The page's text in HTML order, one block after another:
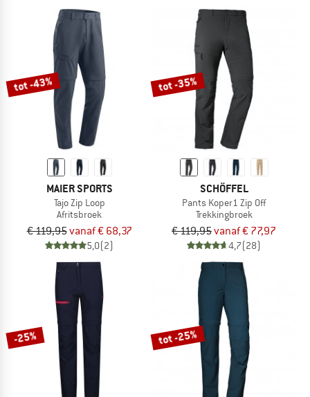
tot -43%
MAIER SPORTS
Tajo Zip Loop
Afritsbroek
€ 119,95vanaf € 68,37
5,0(2)
tot -35%
SCHÖFFEL
Pants Koper1 Zip Off
Trekkingbroek
€ 119,95vanaf € 77,97
4,7(28)
-25% tot -25%